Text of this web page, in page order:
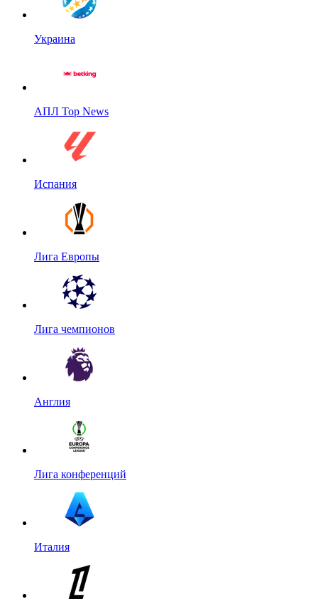
Украина
АПЛ Top News
Испания
Лига Европы
Лига чемпионов
Англия
Лига конференций
Италия